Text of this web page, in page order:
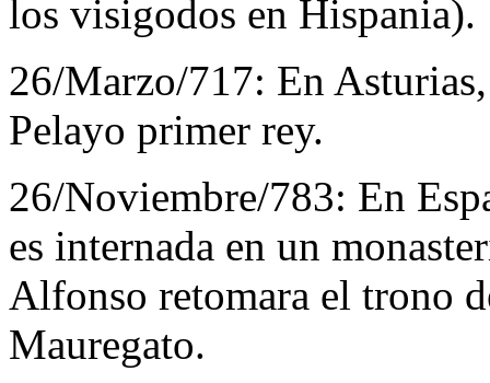
los visigodos en Hispania).
26/Marzo/717: En
Pelayo primer rey.
26/Noviembre/783: En
es internada en un
Alfonso retomara el trono
Mauregato.